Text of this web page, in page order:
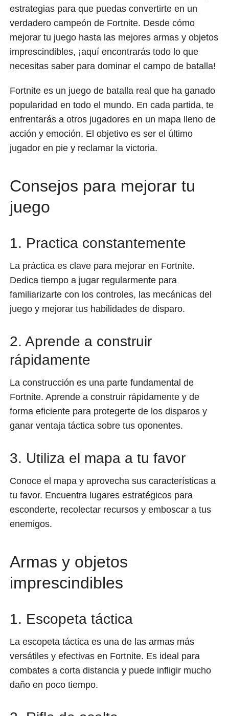
estrategias para que puedas convertirte en un
verdadero campeón de Fortnite. Desde cómo
mejorar tu juego hasta las mejores armas y objetos
imprescindibles, ¡aquí encontrarás todo lo que
necesitas saber para dominar el campo de batalla!
Fortnite es un juego de batalla real que ha ganado
popularidad en todo el mundo. En cada partida, te
enfrentarás a otros jugadores en un mapa lleno de
acción y emoción. El objetivo es ser el último
jugador en pie y reclamar la victoria.
Consejos para mejorar tu
juego
1. Practica constantemente
La práctica es clave para mejorar en Fortnite.
Dedica tiempo a jugar regularmente para
familiarizarte con los controles, las mecánicas del
juego y mejorar tus habilidades de disparo.
2. Aprende a construir
rápidamente
La construcción es una parte fundamental de
Fortnite. Aprende a construir rápidamente y de
forma eficiente para protegerte de los disparos y
ganar ventaja táctica sobre tus oponentes.
3. Utiliza el mapa a tu favor
Conoce el mapa y aprovecha sus características a
tu favor. Encuentra lugares estratégicos para
esconderte, recolectar recursos y emboscar a tus
enemigos.
Armas y objetos
imprescindibles
1. Escopeta táctica
La escopeta táctica es una de las armas más
versátiles y efectivas en Fortnite. Es ideal para
combates a corta distancia y puede infligir mucho
daño en poco tiempo.